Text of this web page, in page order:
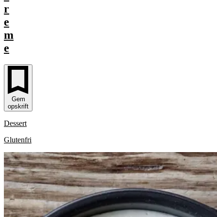
r
e
m
e
Gem
opskrift
Dessert
Glutenfri